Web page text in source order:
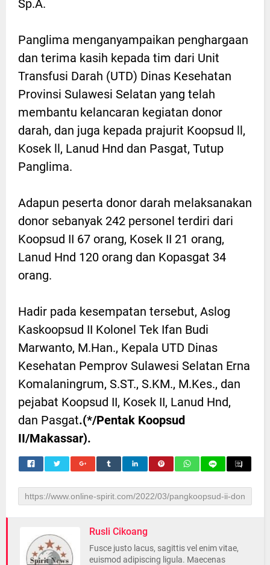
Sp.A.
Panglima menganyampaikan penghargaan
dan terima kasih kepada tim dari Unit
Transfusi Darah (UTD) Dinas Kesehatan
Provinsi Sulawesi Selatan yang telah
membantu kelancaran kegiatan donor
darah, dan juga kepada prajurit Koopsud ll,
Kosek ll, Lanud Hnd dan Pasgat, Tutup
Panglima.
Adapun peserta donor darah melaksanakan
donor sebanyak 242 personel terdiri dari
Koopsud II 67 orang, Kosek II 21 orang,
Lanud Hnd 120 orang dan Kopasgat 34
orang.
Hadir pada kesempatan tersebut, Aslog
Kaskoopsud II Kolonel Tek Ifan Budi
Marwanto, M.Han., Kepala UTD Dinas
Kesehatan Pemprov Sulawesi Selatan Erna
Komalaningrum, S.ST., S.KM., M.Kes., dan
pejabat Koopsud II, Kosek II, Lanud Hnd,
dan Pasgat.(*/Pentak Koopsud
II/Makassar).
Rusli Cikoang
Fusce justo lacus, sagittis vel enim vitae,
euismod adipiscing ligula. Maecenas